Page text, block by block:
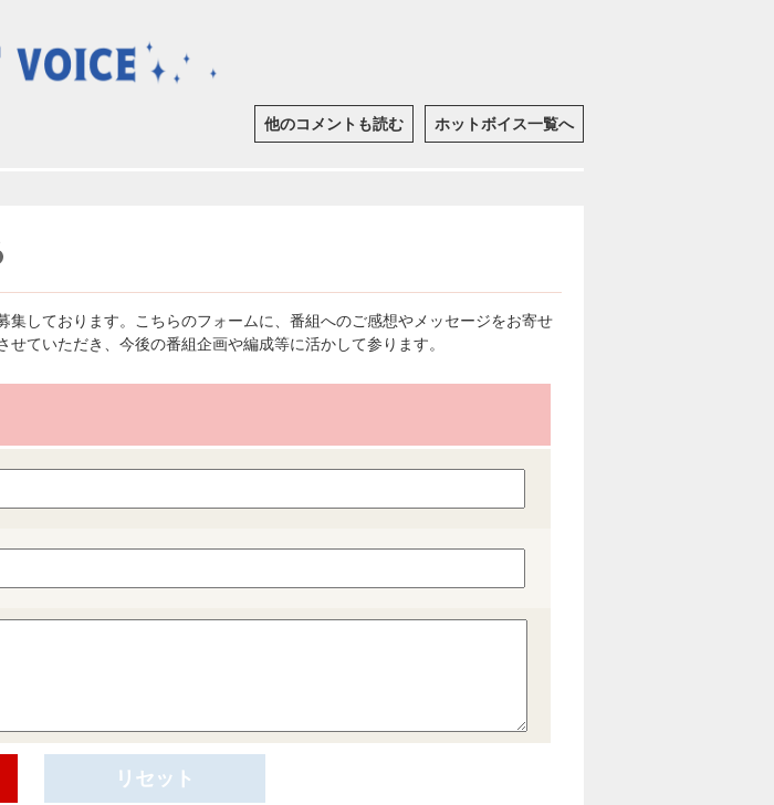
他のコメントも読む ホットボイス一覧へ
しております。こちらのフォームに、番組へのご感想やメッセージをお寄せ
ていただき、今後の番組企画や編成等に活かして参ります。